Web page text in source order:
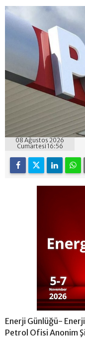
08 Ağustos 2026
Cumartesi 16:56
Enerji Günlüğü-
Petrol Ofisi Anonim